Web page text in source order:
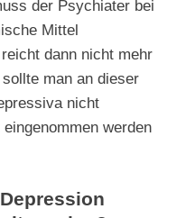
der Psychiater bei
Mittel
dann nicht mehr
man an dieser
nicht
werden